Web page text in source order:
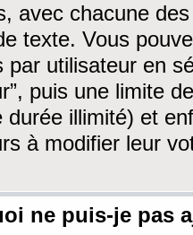
avec chacune
texte. Vous
par utilisateur en
puis une limite
durée illimité) et
à modifier leur
ne puis-je pas